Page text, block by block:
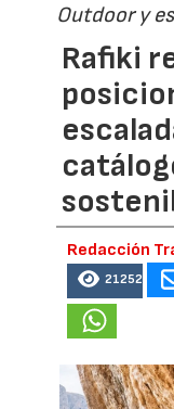
Outdoor y
Rafiki
Redacción
21252